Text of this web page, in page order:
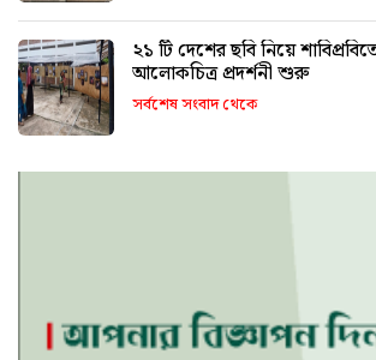
২১ টি দেশের ছবি নিয়ে
আলোকচিত্র প্রদর্শনী শুরু
সর্বশেষ সংবাদ থেকে